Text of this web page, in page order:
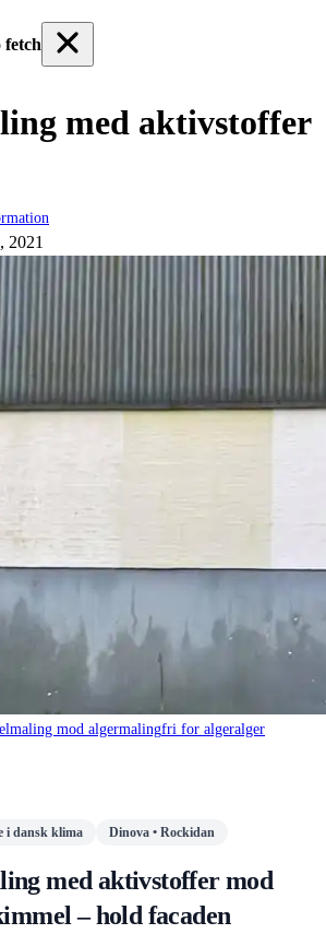
med aktivstoffer
2021
maling mod algermalingfri for algeralger
i dansk klima Dinova • Rockidan
med aktivstoffer mod
– hold facaden